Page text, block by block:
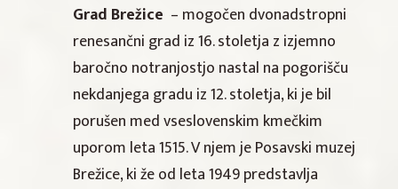
Grad Brežice – mogočen dvonadstropni
renesančni grad iz 16. stoletja z izjemno
baročno notranjostjo nastal na pogorišču
nekdanjega gradu iz 12. stoletja, ki je bil
porušen med vseslovenskim kmečkim
uporom leta 1515. V njem je Posavski muzej
Brežice, ki že od leta 1949 predstavlja